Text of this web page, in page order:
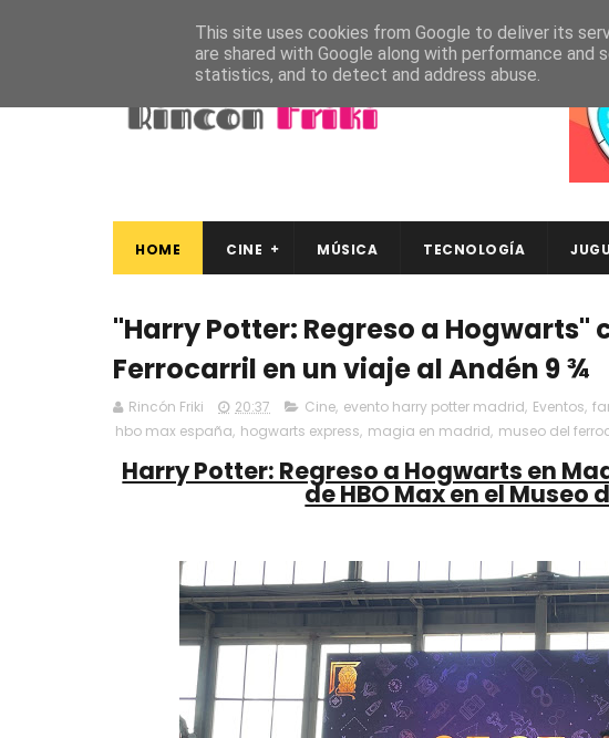
HOME CINE MÚSICA TECNOLOGÍA
"Harry Potter: Regreso a Hogwarts"
Ferrocarril en un viaje al Andén 9 ¾
Rincón Friki 20:37 Cine, evento harry potter madrid, Eventos,
hbo max españa, hogwarts express, magia en madrid, museo del
Harry Potter: Regreso a Hogwarts en
de HBO Max en el Museo
This site uses cookies from Google to deliver its
are shared with Google along with performance
statistics, and to detect and address abuse.